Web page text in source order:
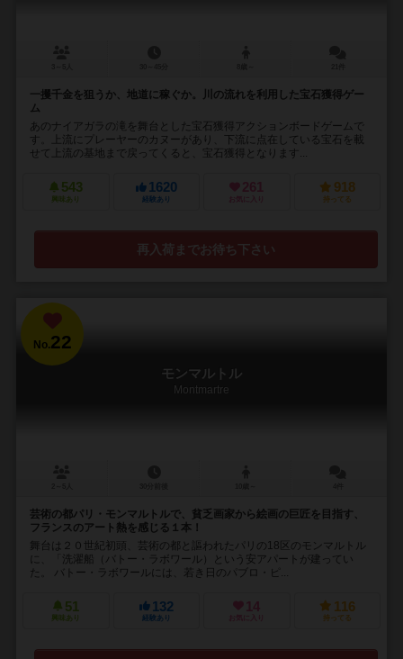
一攫千金を狙うか、地道に稼ぐか。川の流れを利用した宝石獲得ゲー
ム
あのナイアガラの滝を舞台とした宝石獲得アクションボードゲームで
す。上流にプレーヤーのカヌーがあり、下流に点在している宝石を載
せて上流の基地まで戻ってくると、宝石獲得となります...
543
興味あり
1620
経験あり
261
お気に入り
918
持ってる
再入荷までお待ち下さい
No.22
モンマルトル
Montmartre
芸術の都パリ・モンマルトルで、貧乏画家から絵画の巨匠を目指す、
フランスのアート熱を感じる１本！
舞台は２０世紀初頭、芸術の都と謳われたパリの18区のモンマルトル
に、「洗濯船（バトー・ラボワール）という安アパートが建ってい
た。 バトー・ラボワールには、若き日のパブロ・ピ...
51
興味あり
132
経験あり
14
お気に入り
116
持ってる